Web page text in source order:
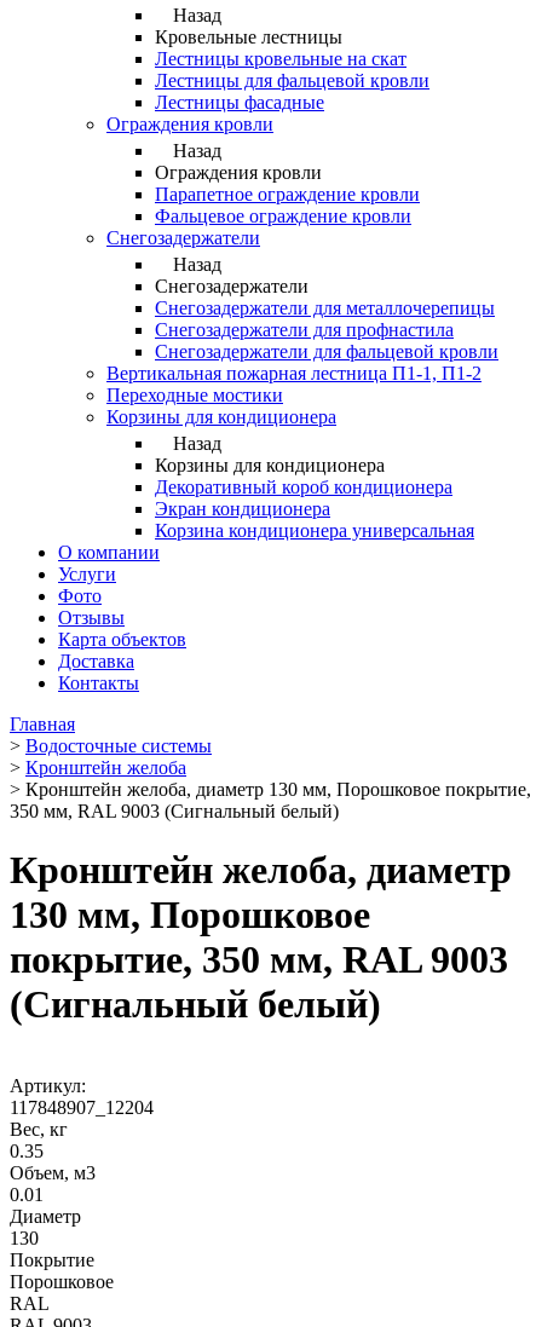
Назад
Кровельные лестницы
Лестницы кровельные на скат
Лестницы для фальцевой кровли
Лестницы фасадные
Ограждения кровли
Назад
Ограждения кровли
Парапетное ограждение кровли
Фальцевое ограждение кровли
Снегозадержатели
Назад
Снегозадержатели
Снегозадержатели для металлочерепицы
Снегозадержатели для профнастила
Снегозадержатели для фальцевой кровли
Вертикальная пожарная лестница П1-1, П1-2
Переходные мостики
Корзины для кондиционера
Назад
Корзины для кондиционера
Декоративный короб кондиционера
Экран кондиционера
Корзина кондиционера универсальная
О компании
Услуги
Фото
Отзывы
Карта объектов
Доставка
Контакты
Главная
> Водосточные системы
> Кронштейн желоба
> Кронштейн желоба, диаметр 130 мм, Порошковое покрытие,
350 мм, RAL 9003 (Сигнальный белый)
Кронштейн желоба, диаметр
130 мм, Порошковое
покрытие, 350 мм, RAL 9003
(Сигнальный белый)
Артикул:
117848907_12204
Вес, кг
0.35
Объем, м3
0.01
Диаметр
130
Покрытие
Порошковое
RAL